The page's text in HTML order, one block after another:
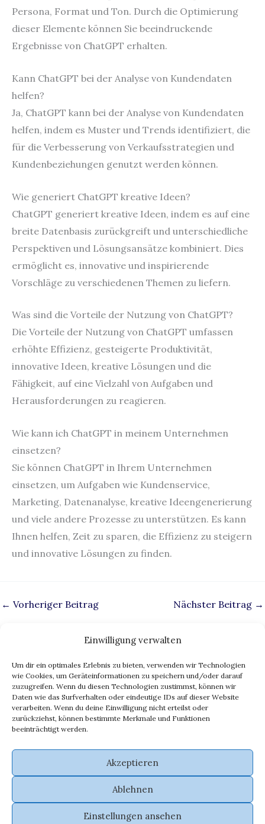
Einwilligung verwalten
Um dir ein optimales Erlebnis zu bieten, verwenden wir Technologien
wie Cookies, um Geräteinformationen zu speichern und/oder darauf
zuzugreifen. Wenn du diesen Technologien zustimmst, können wir
Daten wie das Surfverhalten oder eindeutige IDs auf dieser Website
verarbeiten. Wenn du deine Einwilligung nicht erteilst oder
zurückziehst, können bestimmte Merkmale und Funktionen
beeinträchtigt werden.
Akzeptieren
Ablehnen
Einstellungen ansehen
Persona, Format und Ton. Durch die Optimierung
dieser Elemente können Sie beeindruckende
Ergebnisse von ChatGPT erhalten.
Kann ChatGPT bei der Analyse von Kundendaten
helfen?
Ja, ChatGPT kann bei der Analyse von Kundendaten
helfen, indem es Muster und Trends identifiziert, die
für die Verbesserung von Verkaufsstrategien und
Kundenbeziehungen genutzt werden können.
Wie generiert ChatGPT kreative Ideen?
ChatGPT generiert kreative Ideen, indem es auf eine
breite Datenbasis zurückgreift und unterschiedliche
Perspektiven und Lösungsansätze kombiniert. Dies
ermöglicht es, innovative und inspirierende
Vorschläge zu verschiedenen Themen zu liefern.
Was sind die Vorteile der Nutzung von ChatGPT?
Die Vorteile der Nutzung von ChatGPT umfassen
erhöhte Effizienz, gesteigerte Produktivität,
innovative Ideen, kreative Lösungen und die
Fähigkeit, auf eine Vielzahl von Aufgaben und
Herausforderungen zu reagieren.
Wie kann ich ChatGPT in meinem Unternehmen
einsetzen?
Sie können ChatGPT in Ihrem Unternehmen
einsetzen, um Aufgaben wie Kundenservice,
Marketing, Datenanalyse, kreative Ideengenerierung
und viele andere Prozesse zu unterstützen. Es kann
Ihnen helfen, Zeit zu sparen, die Effizienz zu steigern
und innovative Lösungen zu finden.
← Vorheriger Beitrag Nächster Beitrag →
Impressum
Datenschutz
eu ai act